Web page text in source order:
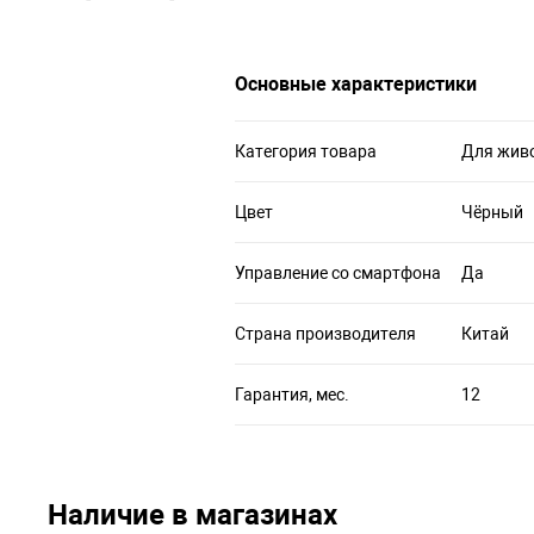
Основные характеристики
Категория товара Для
Цвет Чёрный
Управление со смартфона Да
Страна производителя Китай
Гарантия, мес. 12
Наличие в магазинах